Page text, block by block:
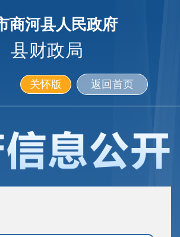
商河县人民政府
县财政局
关怀版 返回首页